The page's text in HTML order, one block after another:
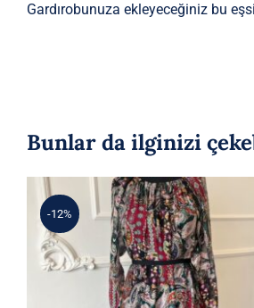
Gardırobunuza ekleyeceğiniz bu
Bunlar da ilginizi
-12%